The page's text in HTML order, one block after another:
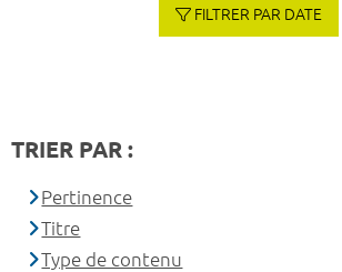
FILTRER PAR DATE
TRIER PAR :
Pertinence
Titre
Type de contenu